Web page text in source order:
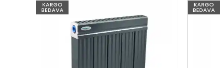
KARGO
BEDAVA
KARGO
BEDAVA